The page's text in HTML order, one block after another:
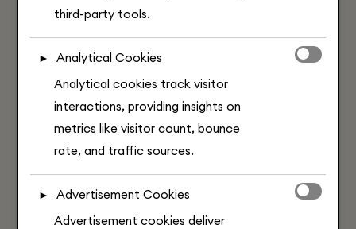
GASTHOF TRAUBE
Tiroler Küche mit Herz
In den holzgetäfelten Stuben derTraube
alpine Klassiker auf saisonale, regionale Zutaten.
Nach einem aktiven Tag in den Bergen genießen Sie
Atmosphäre – begleitet von ausgewählten Weinen.
third-party tools.
►
Analytical Cookies
Analytical cookies track visitor
interactions, providing insights on
metrics like visitor count, bounce
rate, and traffic sources.
►
Advertisement Cookies
Advertisement cookies deliver